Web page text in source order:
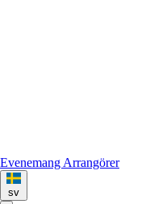
Evenemang Arrangörer
sv